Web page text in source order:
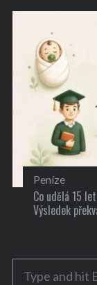
Peníze
Co udělá 15
Výsledek